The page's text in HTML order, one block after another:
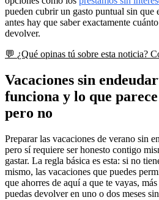
pueden cubrir un gasto puntual sin que
antes hay que saber exactamente
devolver.
💬 ¿Qué opinas tú sobre esta noticia?
Vacaciones sin
funciona y lo que
pero no
Preparar las vacaciones de verano sin
pero sí requiere ser honesto contigo
gastar. La regla básica es esta: si no
mismo, las vacaciones que puedes
que ahorres de aquí a que te vayas,
puedas devolver en uno o dos meses